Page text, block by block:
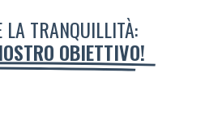
LA TRANQUILLITÀ:
OBIETTIVO!